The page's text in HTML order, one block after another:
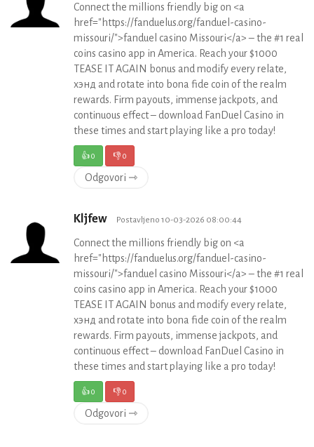
Connect the millions friendly big on <a
href="https://fanduelus.org/fanduel-casino-
missouri/">fanduel casino Missouri</a> – the #1 real
coins casino app in America. Reach your $1000
TEASE IT AGAIN bonus and modify every relate,
хэнд and rotate into bona fide coin of the realm
rewards. Firm payouts, immense jackpots, and
continuous effect – download FanDuel Casino in
these times and start playing like a pro today!
👍0 👎0
Odgovori ⇾
Kljfew Postavljeno 10-03-2026 08:00:44
Connect the millions friendly big on <a
href="https://fanduelus.org/fanduel-casino-
missouri/">fanduel casino Missouri</a> – the #1 real
coins casino app in America. Reach your $1000
TEASE IT AGAIN bonus and modify every relate,
хэнд and rotate into bona fide coin of the realm
rewards. Firm payouts, immense jackpots, and
continuous effect – download FanDuel Casino in
these times and start playing like a pro today!
👍0 👎0
Odgovori ⇾